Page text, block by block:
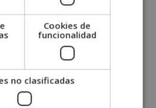
dermatología: Después de
de medicina, se debe
en
dermatología
Durante la residencia, se
práctica en el diagnóstico y
una amplia variedad de
Cookies de
funcionalidad
no clasificadas